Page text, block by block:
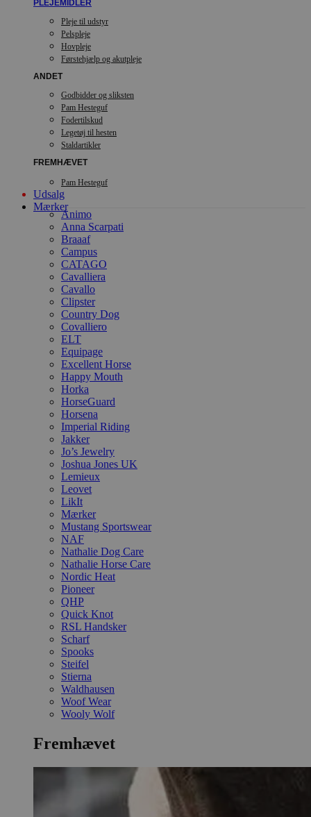
PLEJEMIDLER
Pleje til udstyr
Pelspleje
Hovpleje
Førstehjælp og akutpleje
ANDET
Godbidder og sliksten
Pam Hesteguf
Fodertilskud
Legetøj til hesten
Staldartikler
FREMHÆVET
Pam Hesteguf
Udsalg
Mærker
Animo
Anna Scarpati
Braaaf
Campus
CATAGO
Cavalliera
Cavallo
Clipster
Country Dog
Covalliero
ELT
Equipage
Excellent Horse
Happy Mouth
Horka
HorseGuard
Horsena
Imperial Riding
Jakker
Jo’s Jewelry
Joshua Jones UK
Lemieux
Leovet
LikIt
Mærker
Mustang Sportswear
NAF
Nathalie Dog Care
Nathalie Horse Care
Nordic Heat
Pioneer
QHP
Quick Knot
RSL Handsker
Scharf
Spooks
Steifel
Stierna
Waldhausen
Woof Wear
Wooly Wolf
Fremhævet